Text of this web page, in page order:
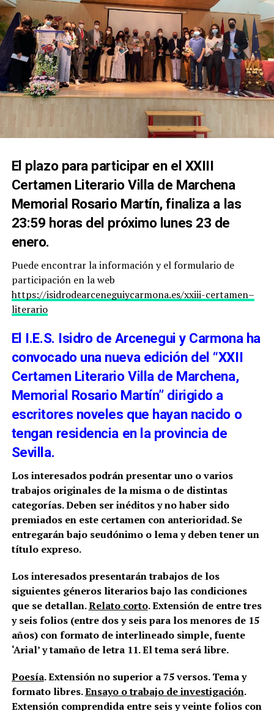
El plazo para participar en el XXIII
Certamen LiterarioVilla de Marchena
Memorial Rosario Martín, finaliza a las
23:59 horas del próximo lunes 23 de
enero.
Puede encontrar la información y el formulario de
participación en la web
https://isidrodearceneguiycarmona.es/xxiii-certamen–
literario
El I.E.S. Isidro de Arcenegui y Carmona ha
convocado una nueva edición del “XXII
Certamen Literario Villa de Marchena,
Memorial Rosario Martín”dirigido a
escritores noveles que hayan nacido o
tengan residencia en la provincia de
Sevilla.
Los interesados podrán presentar uno o varios
trabajos originales de la misma o de distintas
categorías. Deben ser inéditos y no haber sido
premiados en este certamen con anterioridad. Se
entregarán bajo seudónimo o lema y deben tener un
título expreso.
Los interesados presentarán trabajos de los
siguientes géneros literarios bajo las condiciones
que se detallan.Relato corto. Extensión de entre tres
y seis folios (entre dos y seis para los menores de 15
años) con formato de interlineado simple, fuente
‘Arial’ y tamaño de letra 11. El tema será libre.
Poesía. Extensión no superior a 75 versos. Tema y
formato libres.Ensayo o trabajo de investigación.
Extensión comprendida entre seis y veinte folios con